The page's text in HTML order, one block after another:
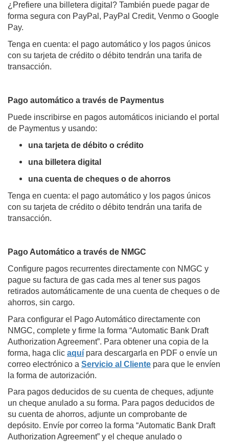
¿Prefiere una billetera digital? También puede pagar de
forma segura con PayPal, PayPal Credit, Venmo o Google
Pay.
Tenga en cuenta: el pago automático y los pagos únicos
con su tarjeta de crédito o débito tendrán una tarifa de
transacción.
Pago automático a través de Paymentus
Puede inscribirse en pagos automáticos iniciando el portal
de Paymentus y usando:
una tarjeta de débito o crédito
una billetera digital
una cuenta de cheques o de ahorros
Tenga en cuenta: el pago automático y los pagos únicos
con su tarjeta de crédito o débito tendrán una tarifa de
transacción.
Pago Automático a través de NMGC
Configure pagos recurrentes directamente con NMGC y
pague su factura de gas cada mes al tener sus pagos
retirados automáticamente de una cuenta de cheques o de
ahorros, sin cargo.
Para configurar el Pago Automático directamente con
NMGC, complete y firme la forma “Automatic Bank Draft
Authorization Agreement”. Para obtener una copia de la
forma, haga clic aquí para descargarla en PDF o envíe un
correo electrónico a Servicio al Cliente para que le envíen
la forma de autorización.
Para pagos deducidos de su cuenta de cheques, adjunte
un cheque anulado a su forma. Para pagos deducidos de
su cuenta de ahorros, adjunte un comprobante de
depósito. Envíe por correo la forma “Automatic Bank Draft
Authorization Agreement” y el cheque anulado o